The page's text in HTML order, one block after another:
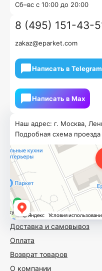
Доставка и самовывоз
Оплата
Возврат товаров
О компании
Наш адрес: г. Москва,
Подробная схема
Cб–вс с 10:00 до 20:00
8 (495) 151-43-
zakaz@eparket.com
Написать в Telegram
Написать в Мах